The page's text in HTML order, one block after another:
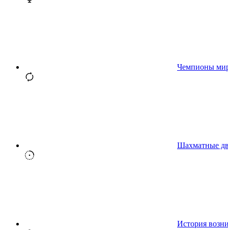
Чемпионы
Шахматные
История